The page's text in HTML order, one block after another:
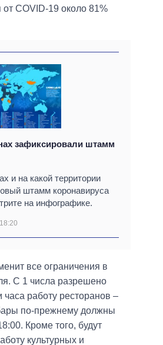
COVID-19 около 81%
зафиксировали штамм
и на какой территории
штамм коронавируса
на инфографике.
все ограничения в
С 1 числа разрешено
часа работу ресторанов –
по-прежнему должны
Кроме того, будут
культурных и